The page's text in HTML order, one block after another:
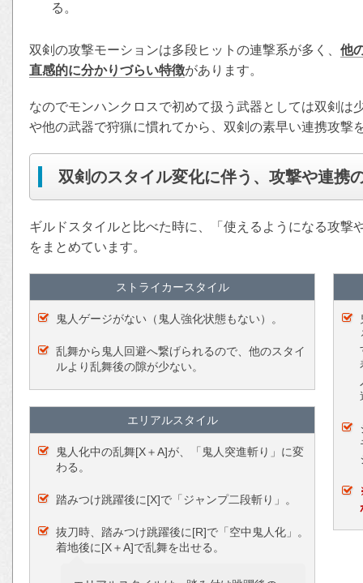
る。
双剣の攻撃モーションは多段ヒットの連撃系が多く、 他
直感的に分かりづらい特徴があります。
なのでモンハンクロスで初めて扱う武器としては双剣は
や他の武器で狩猟に慣れてから、双剣の素早い連携攻撃
双剣のスタイル変化に伴う、攻撃や連携
ギルドスタイルと比べた時に、「使えるようになる攻撃
をまとめています。
ストライカースタイル
鬼人ゲージがない（鬼人強化状態もない）。
乱舞から鬼人回避へ繋げられるので、他のスタイ
ルより乱舞後の隙が少ない。
エリアルスタイル
鬼人化中の乱舞[X＋A]が、「鬼人突進斬り」に変
わる。
踏みつけ跳躍後に[X]で「ジャンプ二段斬り」。
抜刀時、踏みつけ跳躍後に[R]で「空中鬼人化」。
着地後に[X＋A]で乱舞を出せる。